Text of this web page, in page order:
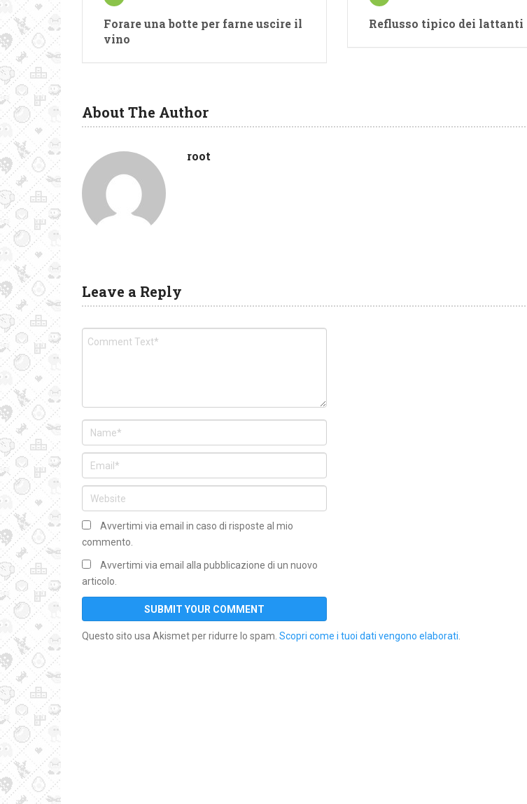
Forare una botte per farne uscire il
vino
Reflusso tipico dei lattanti
About The Author
root
Leave a Reply
Avvertimi via email in caso di risposte al mio
commento.
Avvertimi via email alla pubblicazione di un nuovo
articolo.
Questo sito usa Akismet per ridurre lo spam. Scopri come i tuoi dati vengono elaborati